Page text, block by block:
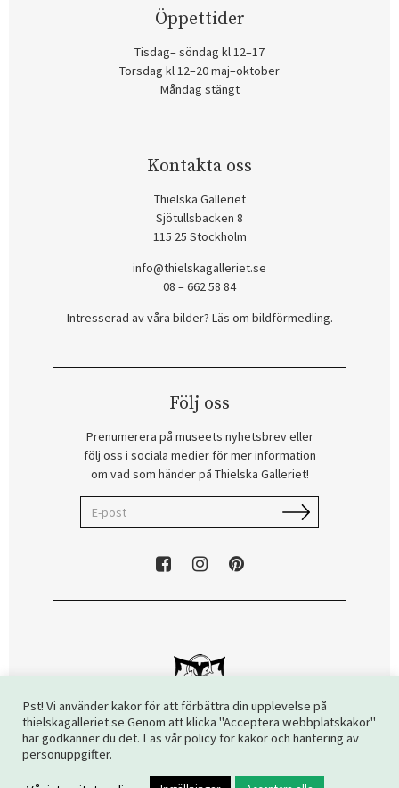
Öppettider
Tisdag– söndag kl 12–17
Torsdag kl 12–20 maj–oktober
Måndag stängt
Kontakta oss
Thielska Galleriet
Sjötullsbacken 8
115 25 Stockholm
info@thielskagalleriet.se
08 – 662 58 84
Intresserad av våra bilder? Läs om bildförmedling.
Följ oss
Prenumerera på museets nyhetsbrev eller
följ oss i sociala medier för mer information
om vad som händer på Thielska Galleriet!
Copyright © 2026 Thielska Galleriet. Alla rättigheter reserverade.
Pst! Vi använder kakor för att förbättra din upplevelse på
thielskagalleriet.se Genom att klicka "Acceptera webbplatskakor"
här godkänner du det. Läs vår policy för kakor och hantering av
personuppgifter.